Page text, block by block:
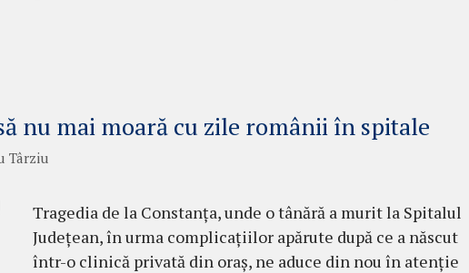
nu mai moară cu zile românii în spitale
Târziu
Tragedia de la Constanța, unde o tânără a murit la Spitalul
Județean, în urma complicațiilor apărute după ce a născut
într-o clinică privată din oraș, ne aduce din nou în atenție